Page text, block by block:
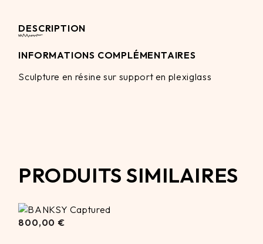
DESCRIPTION
INFORMATIONS COMPLÉMENTAIRES
Sculpture en résine sur support en plexiglass
PRODUITS SIMILAIRES
800,00 €